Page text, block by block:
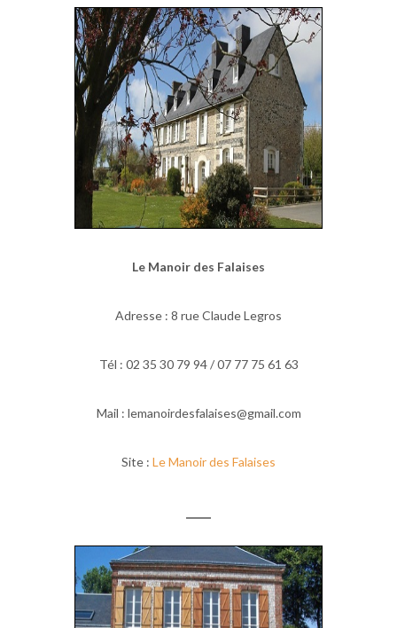
Le Manoir des Falaises
Adresse : 8 rue Claude Legros
Tél : 02 35 30 79 94 / 07 77 75 61 63
Mail : lemanoirdesfalaises@gmail.com
Site : Le Manoir des Falaises